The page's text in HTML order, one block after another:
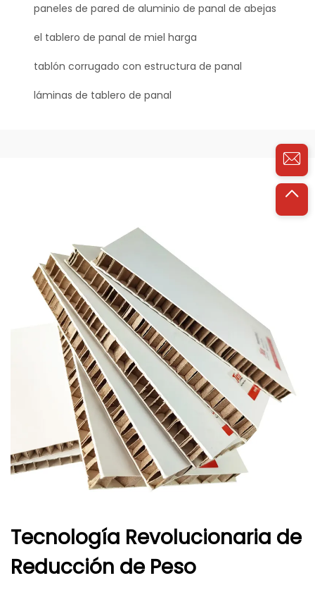
paneles de pared de aluminio de panal de abejas
el tablero de panal de miel harga
tablón corrugado con estructura de panal
láminas de tablero de panal
Tecnología Revolucionaria de
Reducción de Peso